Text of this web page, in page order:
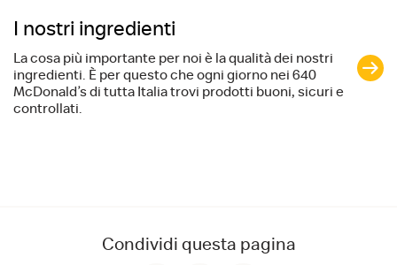
I nostri ingredienti
La cosa più importante per noi è la qualità dei nostri
ingredienti. È per questo che ogni giorno nei 640
McDonald’s di tutta Italia trovi prodotti buoni, sicuri e
controllati.
Condividi questa pagina